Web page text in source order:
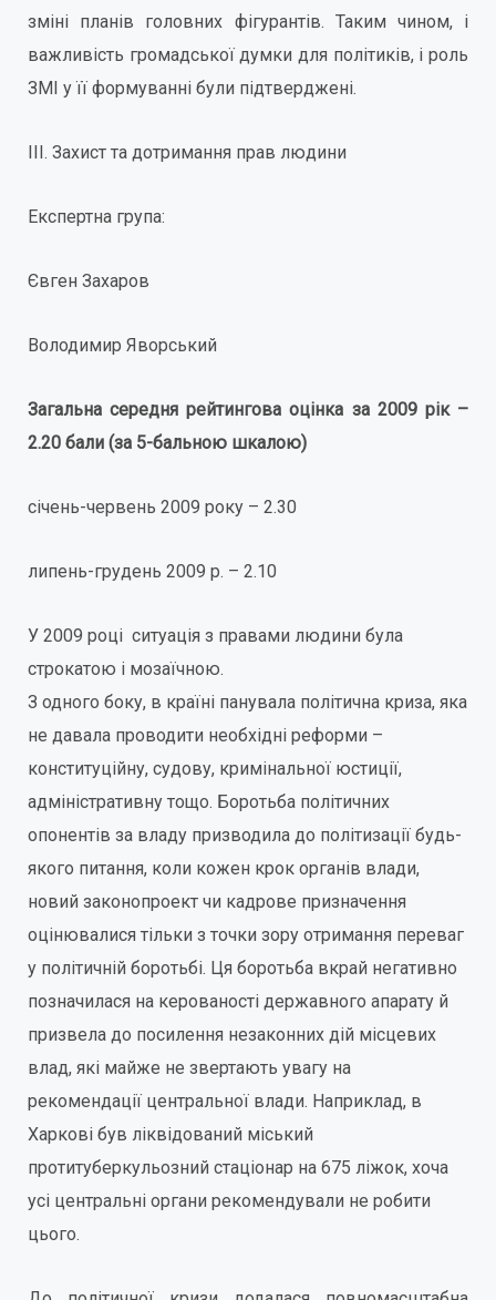
зміні планів головних фігурантів. Таким чином, і
важливість громадської думки для політиків, і роль
ЗМІ у її формуванні були підтверджені.
ІІІ. Захист та дотримання прав людини
Експертна група:
Євген Захаров
Володимир Яворський
Загальна середня рейтингова оцінка за 2009 рік –
2.20 бали (за 5-бальною шкалою)
січень-червень 2009 року – 2.30
липень-грудень 2009 р. – 2.10
У 2009 році ситуація з правами людини була
строкатою і мозаїчною.
З одного боку, в країні панувала політична криза, яка
не давала проводити необхідні реформи –
конституційну, судову, кримінальної юстиції,
адміністративну тощо. Боротьба політичних
опонентів за владу призводила до політизації будь-
якого питання, коли кожен крок органів влади,
новий законопроект чи кадрове призначення
оцінювалися тільки з точки зору отримання переваг
у політичній боротьбі. Ця боротьба вкрай негативно
позначилася на керованості державного апарату й
призвела до посилення незаконних дій місцевих
влад, які майже не звертають увагу на
рекомендації центральної влади. Наприклад, в
Харкові був ліквідований міський
протитуберкульозний стаціонар на 675 ліжок, хоча
усі центральні органи рекомендували не робити
цього.